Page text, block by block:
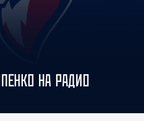
НА РАДИО